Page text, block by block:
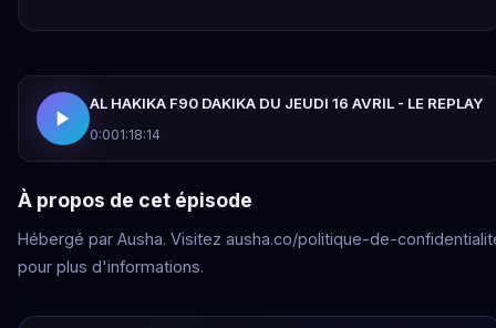
AL HAKIKA F90 DAKIKA DU JEUDI 16 AVRIL - LE REPLAY
0:001:18:14
À propos de cet épisode
Hébergé par Ausha. Visitez ausha.co/politique-de-
pour plus d'informations.